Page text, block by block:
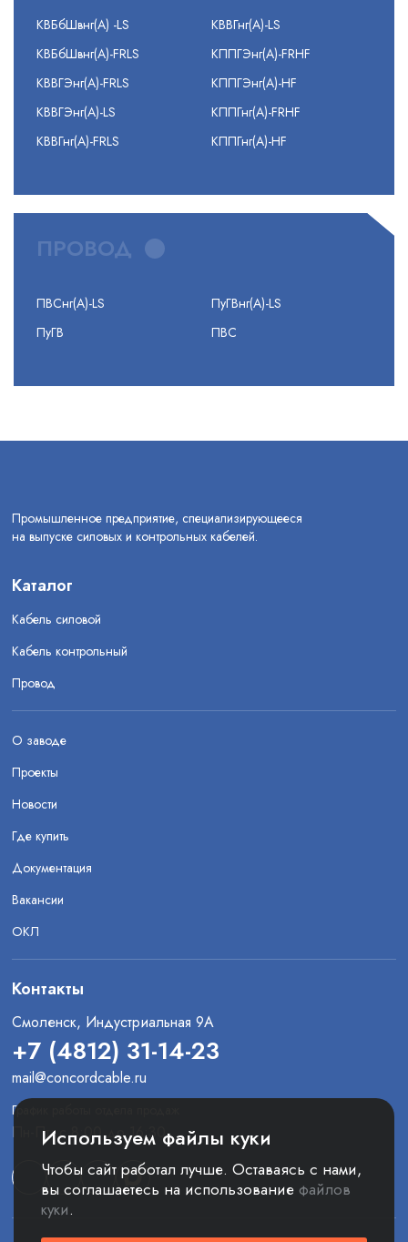
КВБбШвнг(А) -LS
КВБбШвнг(А)-FRLS
КВВГЭнг(А)-FRLS
КВВГЭнг(А)-LS
КВВГнг(А)-FRLS
КВВГнг(А)-LS
КППГЭнг(А)-FRHF
КППГЭнг(А)-HF
КППГнг(А)-FRHF
КППГнг(А)-HF
ПРОВОД
ПВСнг(А)-LS
ПуГВ
ПуГВнг(А)-LS
ПВС
Промышленное предприятие, специализирующееся
на выпуске силовых и контрольных кабелей.
Каталог
Кабель силовой
Кабель контрольный
Провод
О заводе
Проекты
Новости
Где купить
Документация
Вакансии
ОКЛ
Контакты
Смоленск, Индустриальная 9А
+7 (4812) 31-14-23
mail@concordcable.ru
График работы отдела продаж
Пн-Пт: с 8:00 до 16:30
Используем файлы куки
Чтобы сайт работал лучше. Оставаясь с нами,
вы соглашаетесь на использование файлов
куки.